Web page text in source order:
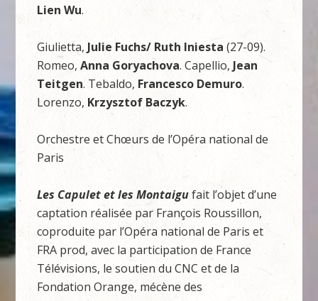
Lien Wu.
Giulietta, Julie Fuchs/ Ruth Iniesta (27-09).
Romeo,Anna Goryachova. Capellio, Jean
Teitgen. Tebaldo, Francesco Demuro.
Lorenzo, Krzysztof Baczyk.
Orchestre et Chœurs de l’Opéra national de
Paris
Les Capulet et les Montaigufait l’objet d’une
captation réalisée par François Roussillon,
coproduite par l’Opéra national de Paris et
FRA prod, avec la participation de France
Télévisions, le soutien du CNC et de la
Fondation Orange, mécène des